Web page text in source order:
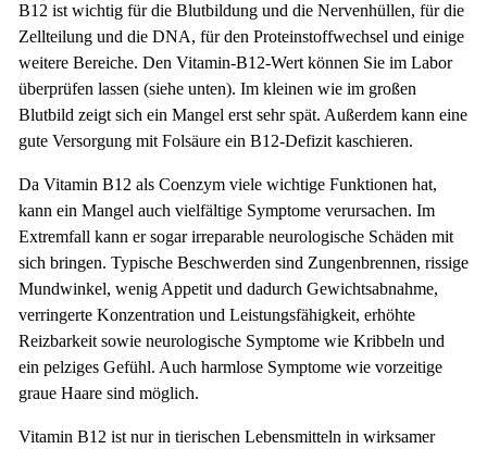
B12 ist wichtig für die Blutbildung und die Nervenhüllen, für die
Zellteilung und die DNA, für den Proteinstoffwechsel und einige
weitere Bereiche. Den Vitamin-B12-Wert können Sie im Labor
überprüfen lassen (siehe unten). Im kleinen wie im großen
Blutbild zeigt sich ein Mangel erst sehr spät. Außerdem kann eine
gute Versorgung mit Folsäure ein B12-Defizit kaschieren.
Da Vitamin B12 als Coenzym viele wichtige Funktionen hat,
kann ein Mangel auch vielfältige Symptome verursachen. Im
Extremfall kann er sogar irreparable neurologische Schäden mit
sich bringen. Typische Beschwerden sind Zungenbrennen, rissige
Mundwinkel, wenig Appetit und dadurch Gewichtsabnahme,
verringerte Konzentration und Leistungsfähigkeit, erhöhte
Reizbarkeit sowie neurologische Symptome wie Kribbeln und
ein pelziges Gefühl. Auch harmlose Symptome wie vorzeitige
graue Haare sind möglich.
Vitamin B12 ist nur in tierischen Lebensmitteln in wirksamer